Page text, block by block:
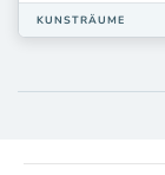
KUNSTRÄUME